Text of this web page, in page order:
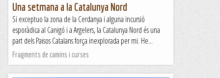
Una setmana a la Catalunya Nord
Si exceptuo la zona de la Cerdanya i alguna incursió
esporàdica al Canigó i a Argelers, la Catalunya Nord és una
part dels Països Catalans força inexplorada per mi. He...
Fragments de camins i curses